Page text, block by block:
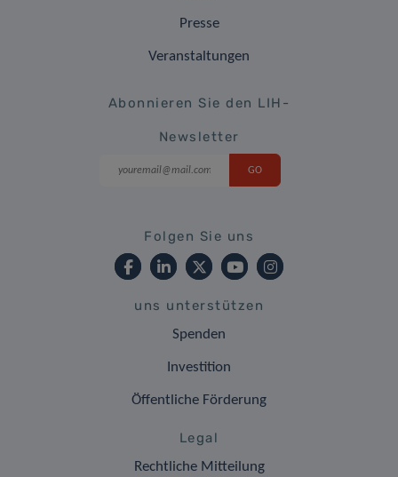
Presse
Veranstaltungen
Abonnieren Sie den LIH-
Newsletter
Folgen Sie uns
uns unterstützen
Spenden
Investition
Öffentliche Förderung
Legal
Rechtliche Mitteilung